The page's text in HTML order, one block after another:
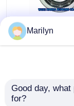
7216 BECBPの
触のボール ベ
Marilyn
Good day,
for?